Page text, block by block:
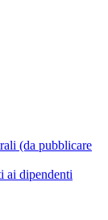
(da pubblicare
ai dipendenti